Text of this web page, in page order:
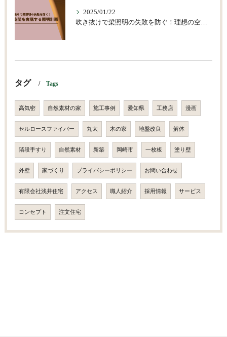
2025/01/22
吹き抜けで梁照明の失敗を防ぐ！理想の空間を実現する照明計画
タグ Tags
高気密 自然素材の家 施工事例 愛知県 工務店 漫画
セルロースファイバー 丸太 木の家 地盤改良 解体
階段手すり 自然素材 新築 岡崎市 一枚板 塗り壁
外壁 家づくり プライバシーポリシー お問い合わせ
有限会社浅井住宅 アクセス 職人紹介 採用情報 サービス
コンセプト 注文住宅